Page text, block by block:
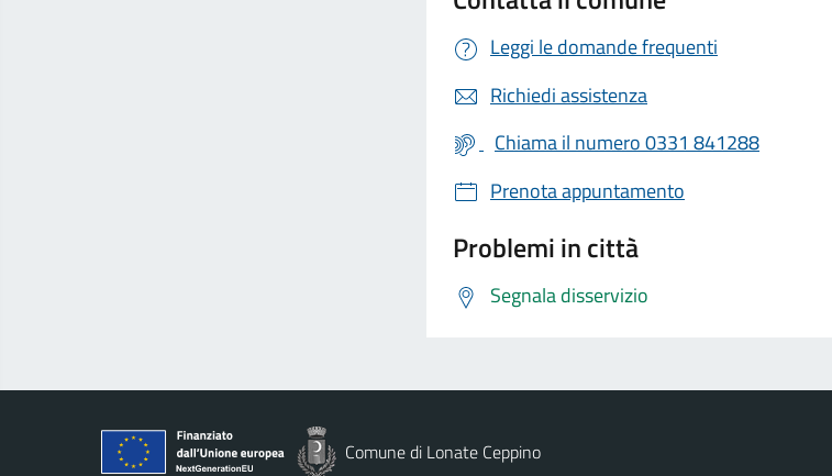
Leggi le domande frequenti
Richiedi assistenza
Chiama il numero 0331 841288
Prenota appuntamento
Problemi in città
Segnala disservizio
Comune di Lonate Ceppino